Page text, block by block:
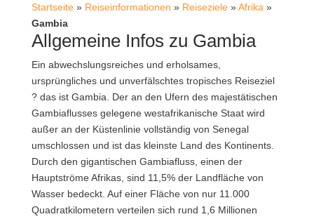
Startseite» Reiseinformationen » Reiseziele»Afrika »
Gambia
Allgemeine Infos zu Gambia
Ein abwechslungsreiches und erholsames,
ursprüngliches und unverfälschtes tropisches Reiseziel
? das ist Gambia. Der an den Ufern des majestätischen
Gambiaflusses gelegene westafrikanische Staat wird
außer an der Küstenlinie vollständig von Senegal
umschlossen und ist das kleinste Land des Kontinents.
Durch den gigantischen Gambiafluss, einen der
Hauptströme Afrikas, sind 11,5% der Landfläche von
Wasser bedeckt. Auf einer Fläche von nur 11.000
Quadratkilometern verteilen sich rund 1,6 Millionen